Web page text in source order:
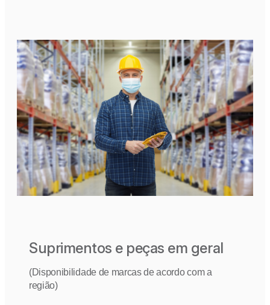
Suprimentos e peças em geral
(Disponibilidade de marcas de acordo com a
região)